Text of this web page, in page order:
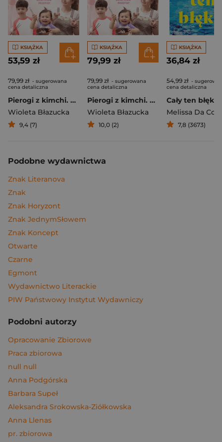
KSIĄŻKA
53,59 zł
79,99 zł - sugerowana
cena detaliczna
Pierogi z kimchi. Moje ulubione azjatyckie przepisy
Wioleta Błazucka
9,4 (7)
KSIĄŻKA
79,99 zł
79,99 zł - sugerowana
cena detaliczna
Pierogi z kimchi. Moje ulubione azjatyckie przepisy - książka z autografem
Wioleta Błazucka
10,0 (2)
KSIĄŻKA
36,84 zł
54,99 zł -
cena detaliczna
Cały ten błękit
Melissa Da
7,8 (3673)
Podobne wydawnictwa
Znak Literanova
Znak
Znak Horyzont
Znak JednymSłowem
Znak Koncept
Otwarte
Czarne
Egmont
Wydawnictwo Literackie
PIW Państwowy Instytut Wydawniczy
Podobni autorzy
Opracowanie Zbiorowe
Praca zbiorowa
null null
Anna Podgórska
Barbara Supeł
Aleksandra Srokowska-Ziółkowska
Anna Llenas
pr. zbiorowa